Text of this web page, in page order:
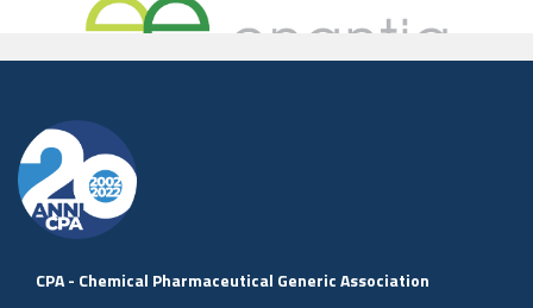
CPA - Chemical Pharmaceutical Generic Association